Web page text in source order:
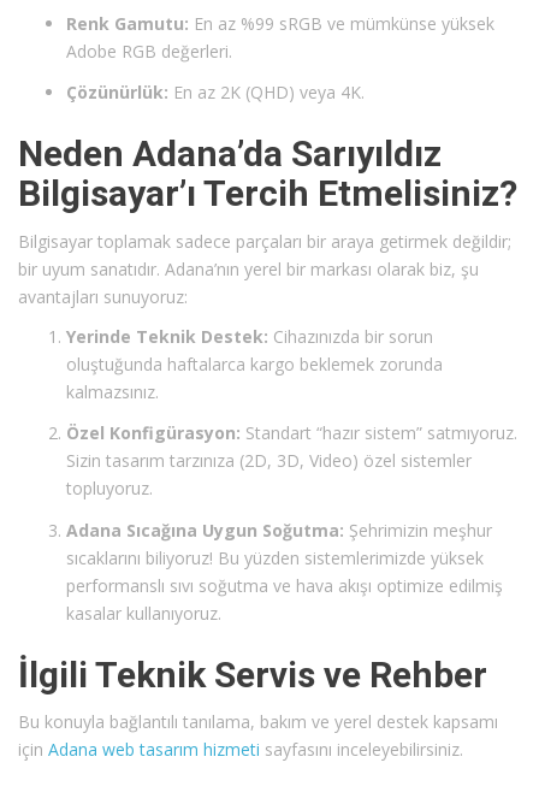
Renk Gamutu: En az %99 sRGB ve mümkünse yüksek
Adobe RGB değerleri.
Çözünürlük: En az 2K (QHD) veya 4K.
Neden Adana’da Sarıyıldız
Bilgisayar’ı Tercih Etmelisiniz?
Bilgisayar toplamak sadece parçaları bir araya getirmek değildir;
bir uyum sanatıdır. Adana’nın yerel bir markası olarak biz, şu
avantajları sunuyoruz:
Yerinde Teknik Destek: Cihazınızda bir sorun
oluştuğunda haftalarca kargo beklemek zorunda
kalmazsınız.
Özel Konfigürasyon: Standart “hazır sistem” satmıyoruz.
Sizin tasarım tarzınıza (2D, 3D, Video) özel sistemler
topluyoruz.
Adana Sıcağına Uygun Soğutma: Şehrimizin meşhur
sıcaklarını biliyoruz! Bu yüzden sistemlerimizde yüksek
performanslı sıvı soğutma ve hava akışı optimize edilmiş
kasalar kullanıyoruz.
İlgili Teknik Servis ve Rehber
Bu konuyla bağlantılı tanılama, bakım ve yerel destek kapsamı
için Adana web tasarım hizmeti sayfasını inceleyebilirsiniz.